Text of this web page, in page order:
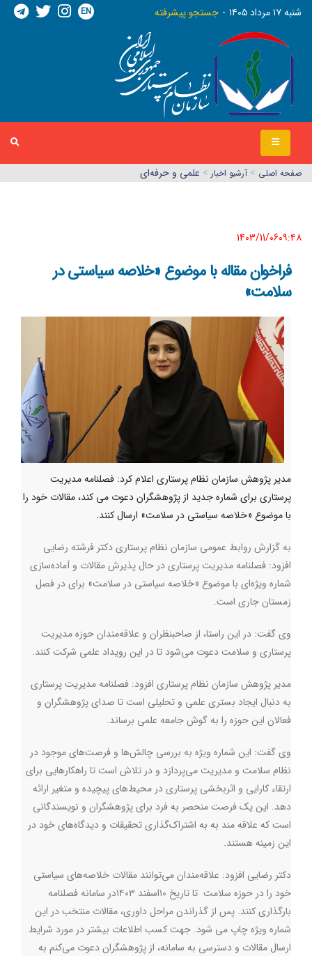
شنبه ١٧ مرداد ١٤٠٥ جستجو پیشرفته EN
صفحه اصلي > آرشیو اخبار > علمی و حرفه‌ای
1403/11/06٠٩:٤٨
فراخوان مقاله با موضوع «خلاصه سیاستی در
سلامت»
مدیر پژوهش سازمان نظام پرستاری اعلام کرد: فصلنامه مدیریت
پرستاری برای شماره جدید از پژوهشگران دعوت می کند، مقالات خود را
با موضوع «خلاصه سیاستی در سلامت» ارسال کنند.
به گزارش روابط عمومی سازمان نظام پرستاری دکتر فرشته رضایی
افزود: فصلنامه مدیریت پرستاری در حال پذیرش مقالات و آماده‌سازی
شماره ویژه‌ای با موضوع «خلاصه سیاستی در سلامت» برای در فصل
زمستان جاری است.
وی گفت: در این راستا، از صاحبنظران و علاقه‌مندان حوزه مدیریت
پرستاری و سلامت دعوت می‌شود تا در این رویداد علمی شرکت کنند.
مدیر پژوهش سازمان نظام پرستاری افزود: فصلنامه مدیریت پرستاری
به دنبال ایجاد بستری علمی و تحلیلی است تا صدای پژوهشگران و
فعالان این حوزه را به گوش جامعه علمی برساند.
وی گفت: این شماره ویژه به بررسی چالش‌ها و فرصت‌های موجود در
نظام سلامت و مدیریت می‌پردازد و در تلاش است تا راهکارهایی برای
ارتقاء کارایی و اثربخشی پرستاری در محیط‌های پیچیده و متغیر ارائه
دهد. این یک فرصت منحصر به فرد برای پژوهشگران و نویسندگانی
است که علاقه مند به به اشتراک‌گذاری تحقیقات و دیدگاه‌های خود در
این زمینه هستند.
دکتر رضایی افزود: علاقه‌مندان می‌توانند مقالات خلاصه‌های سیاستی
خود را در حوزه سلامت تا تاریخ ۱۰اسفند ۱۴۰۳در سامانه فصلنامه
بارگذاری کنند. پس از گذراندن مراحل داوری، مقالات منتخب در این
شماره ویژه چاپ می شود. جهت کسب اطلاعات بیشتر در مورد شرایط
ارسال مقالات و دسترسی به سامانه، از پژوهشگران دعوت می‌کنم به